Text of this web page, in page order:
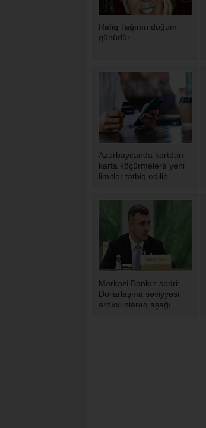
Rafiq Tağının doğum
günüdür
Azərbaycanda kartdan-
karta köçürmələrə yeni
limitlər tətbiq edilib
Mərkəzi Bankın sədri:
Dollarlaşma səviyyəsi
ardıcıl olaraq aşağı